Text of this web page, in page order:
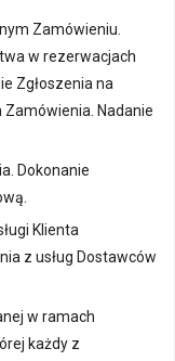
Zamówieniu.
w rezerwacjach
Zgłoszenia na
Nadanie
Dokonanie
Klienta
z usług Dostawców
w ramach
każdy z